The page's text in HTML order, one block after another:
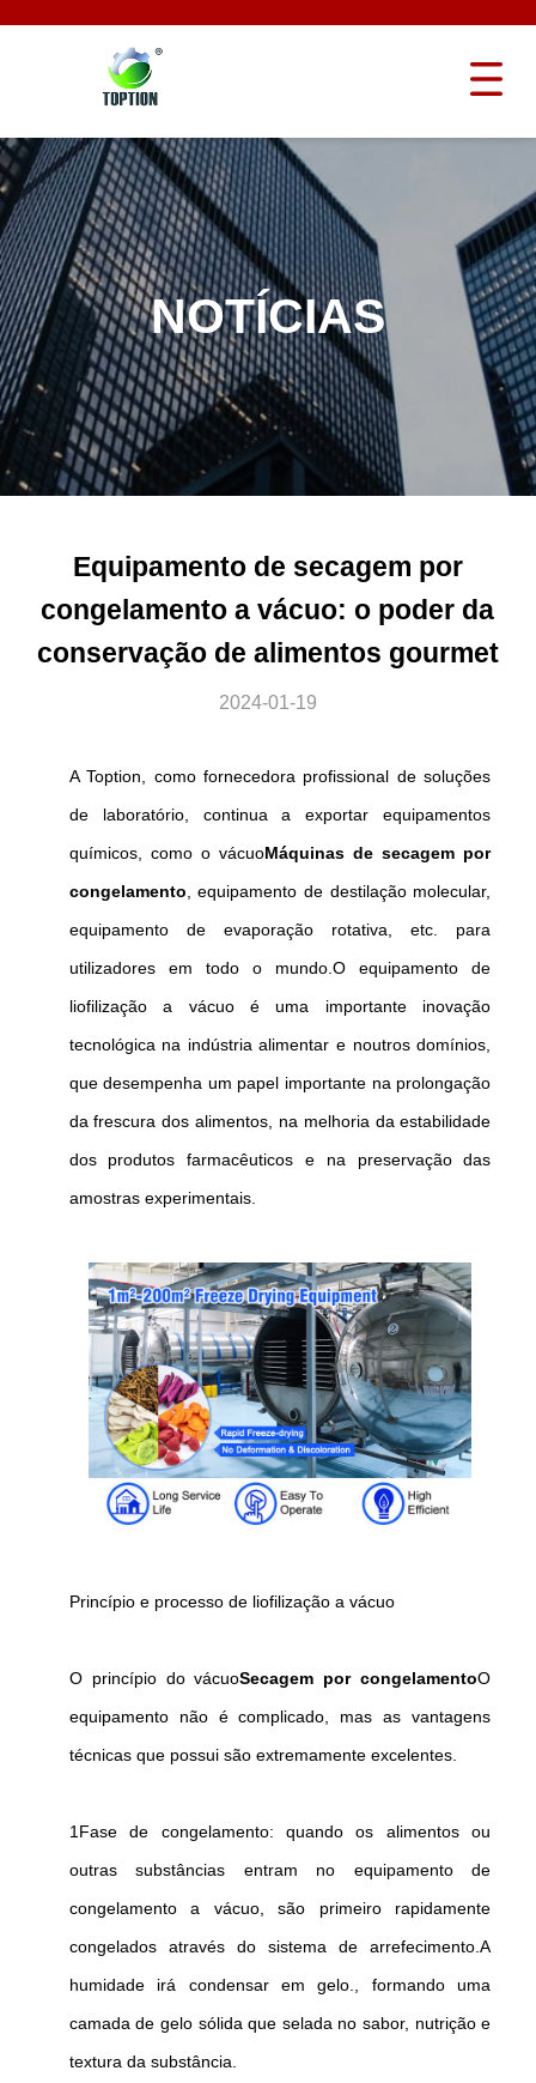
NOTÍCIAS
Equipamento de secagem por
congelamento a vácuo: o poder da
conservação de alimentos gourmet
2024-01-19
A Toption, como fornecedora profissional de soluções
de laboratório, continua a exportar equipamentos
químicos, como o vácuoMáquinas de secagem por
congelamento, equipamento de destilação molecular,
equipamento de evaporação rotativa, etc. para
utilizadores em todo o mundo.O equipamento de
liofilização a vácuo é uma importante inovação
tecnológica na indústria alimentar e noutros domínios,
que desempenha um papel importante na prolongação
da frescura dos alimentos, na melhoria da estabilidade
dos produtos farmacêuticos e na preservação das
amostras experimentais.
Princípio e processo de liofilização a vácuo
O princípio do vácuoSecagem por congelamentoO
equipamento não é complicado, mas as vantagens
técnicas que possui são extremamente excelentes.
1Fase de congelamento: quando os alimentos ou
outras substâncias entram no equipamento de
congelamento a vácuo, são primeiro rapidamente
congelados através do sistema de arrefecimento.A
humidade irá condensar em gelo., formando uma
camada de gelo sólida que selada no sabor, nutrição e
textura da substância.